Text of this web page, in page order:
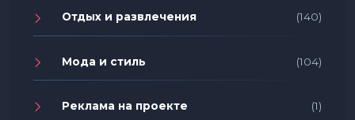
Отдых и развлечения (140)
Мода и стиль (104)
Реклама на проекте (1)